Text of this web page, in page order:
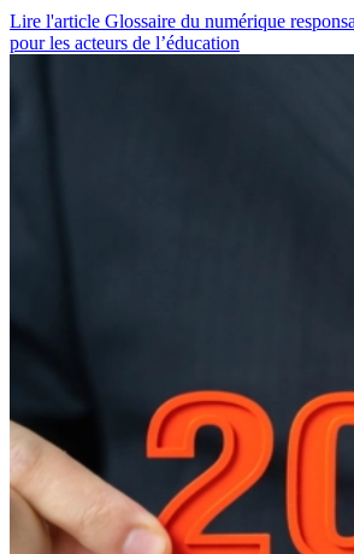
Lire l'article Glossaire du numérique
pour les acteurs de l’éducation